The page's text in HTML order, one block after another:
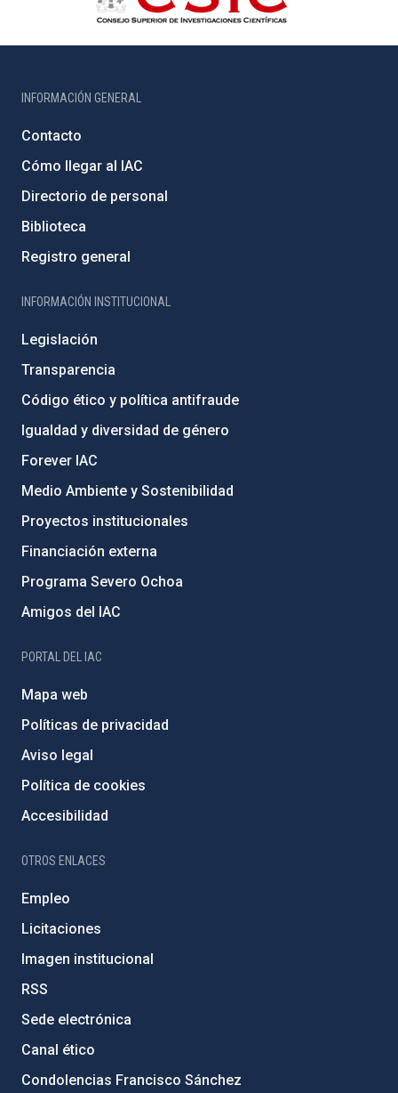
INFORMACIÓN GENERAL
Contacto
Cómo llegar al IAC
Directorio de personal
Biblioteca
Registro general
INFORMACIÓN INSTITUCIONAL
Legislación
Transparencia
Código ético y política antifraude
Igualdad y diversidad de género
Forever IAC
Medio Ambiente y Sostenibilidad
Proyectos institucionales
Financiación externa
Programa Severo Ochoa
Amigos del IAC
PORTAL DEL IAC
Mapa web
Políticas de privacidad
Aviso legal
Política de cookies
Accesibilidad
OTROS ENLACES
Empleo
Licitaciones
Imagen institucional
RSS
Sede electrónica
Canal ético
Condolencias Francisco Sánchez